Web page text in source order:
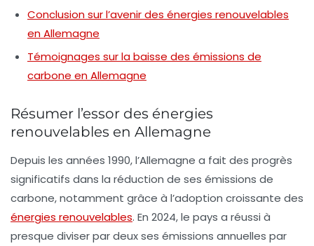
Conclusion sur l’avenir des énergies renouvelables
en Allemagne
Témoignages sur la baisse des émissions de
carbone en Allemagne
Résumer l’essor des énergies
renouvelables en Allemagne
Depuis les années 1990, l’Allemagne a fait des progrès
significatifs dans la réduction de ses émissions de
carbone, notamment grâce à l’adoption croissante des
énergies renouvelables. En 2024, le pays a réussi à
presque diviser par deux ses émissions annuelles par